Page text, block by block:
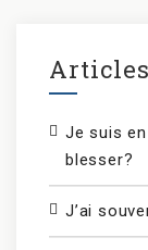
Je suis
blesser?
J’ai